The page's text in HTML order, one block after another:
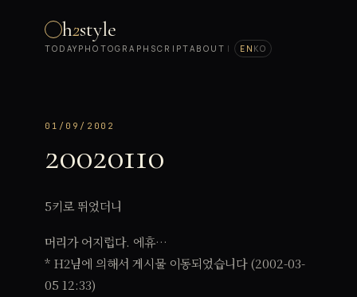
h2style
TODAY PHOTOGRAPH SCRIPTABOUT | EN KO
01/09/2002
20020110
5키로 뛰었더니
머리가 어지럽다. 에휴…
* H2님에 의해서 게시물 이동되었습니다 (2002-03-
05 12:33)